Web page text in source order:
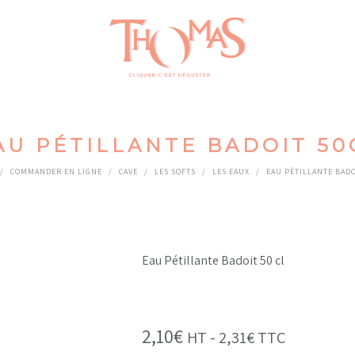
PÉTILLANTE BADOIT
/ COMMANDER EN LIGNE / CAVE / LES SOFTS / LES EAUX / EAU PÉTILLANTE
Eau Pétillante Badoit 50 cl
2,10€ HT - 2,31€TTC